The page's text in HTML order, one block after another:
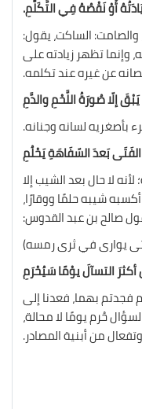
أَوْ نَقْصُهُ فِي التَّكَلُّمِ.
الساكت، يقول:
تظهر زيادته على
عن غيره عند تكلمه.
إلّا صُورَةُ اللَّحْمِ والدَّمِ
بأصغريه لسانه وجنانه.
بَعدَ السّفَاهَةِ يَحْلُمِ
لا حال بعد الشيب إلا
شيبه حلمًا ووقارًا،
صالح بن عبد القدوس:
يوارى في ثرى رمسه)
التسآلَ يوْمًا سَيُحْرَمِ
بهما، فعدنا إلى
حُرم يومًا لا محالة،
من أبنية المصادر.